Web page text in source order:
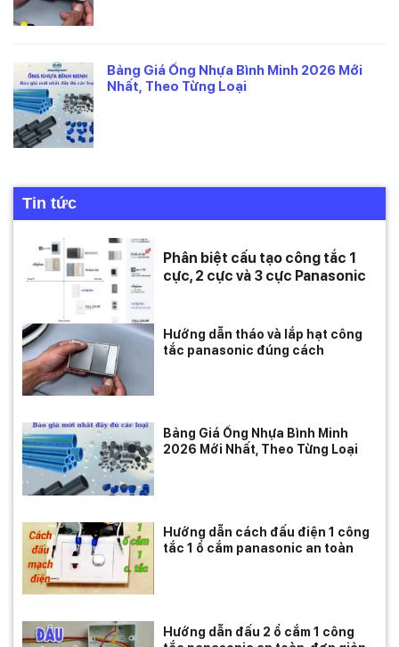
Bảng Giá Ống Nhựa Bình Minh 2026 Mới
Nhất, Theo Từng Loại
Tin tức
Phân biệt cấu tạo công tắc 1
cực, 2 cực và 3 cực Panasonic
Hướng dẫn tháo và lắp hạt công
tắc panasonic đúng cách
Bảng Giá Ống Nhựa Bình Minh
2026 Mới Nhất, Theo Từng Loại
Hướng dẫn cách đấu điện 1 công
tắc 1 ổ cắm panasonic an toàn
Hướng dẫn đấu 2 ổ cắm 1 công